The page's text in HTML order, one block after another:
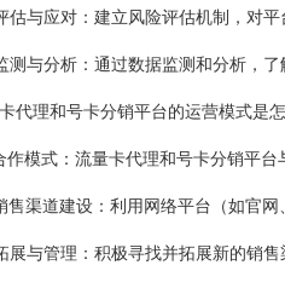
估与应对：建立风险评估机制，对
测与分析：通过数据监测和分析，
代理和号卡分销平台的运营模式是
作模式：流量卡代理和号卡分销平
售渠道建设：利用网络平台（如官
展与管理：积极寻找并拓展新的销